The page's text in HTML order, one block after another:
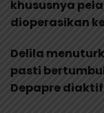
khususnya
dioperasikan
Delila
pasti
Depapre